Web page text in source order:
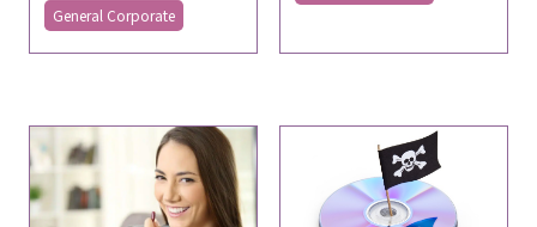
General Corporate